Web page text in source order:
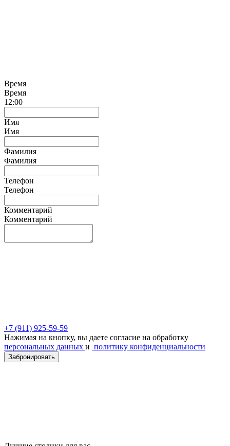
Время
Время
12:00
Имя
Имя
Фамилия
Фамилия
Телефон
Телефон
Комментарий
Комментарий
+7 (911) 925-59-59
Нажимая на кнопку, вы даете согласие на обработку
персональных данных и политику конфиденциальности
Забронировать